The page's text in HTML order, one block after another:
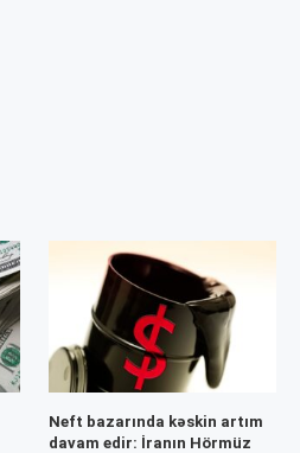
Neft bazarında kəskin artım
davam edir: İranın Hörmüz